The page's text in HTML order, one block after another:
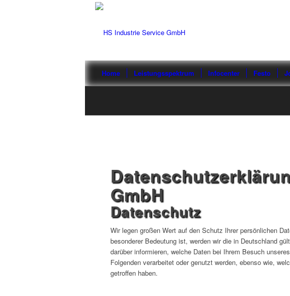
Home Leistungsspektrum Infocenter Festo
GmbH
Datenschutz
Wir legen großen Wert auf den Schutz Ihrer persönlichen
besonderer Bedeutung ist, werden wir die in Deutschland
darüber informieren, welche Daten bei Ihrem Besuch
Folgenden verarbeitet oder genutzt werden, ebenso wie,
getroffen haben.